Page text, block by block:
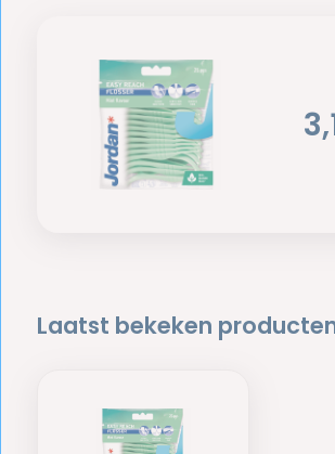
Laatst bekeken